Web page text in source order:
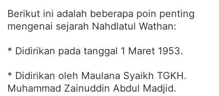
Berikut ini adalah beberapa poin penting
mengenai sejarah Nahdlatul Wathan:
* Didirikan pada tanggal 1 Maret 1953.
* Didirikan oleh Maulana Syaikh TGKH.
Muhammad Zainuddin Abdul Madjid.